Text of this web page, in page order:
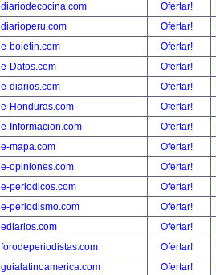
diariodecocina.com
Ofertar!
diarioperu.com
Ofertar!
e-boletin.com
Ofertar!
e-Datos.com
Ofertar!
e-diarios.com
Ofertar!
e-Honduras.com
Ofertar!
e-Informacion.com
Ofertar!
e-mapa.com
Ofertar!
e-opiniones.com
Ofertar!
e-periodicos.com
Ofertar!
e-periodismo.com
Ofertar!
ediarios.com
Ofertar!
forodeperiodistas.com
Ofertar!
guialatinoamerica.com
Ofertar!